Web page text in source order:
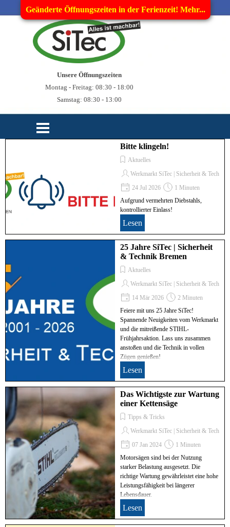
Direkt zum Seiteninhalt
Geänderte Öffnungszeiten in der Ferienzeit! Mehr...
Unsere Öffnungszeiten
Montag - Freitag: 08:30 - 18:00
Samstag: 08:30 - 13:00
Menü überspringen
Bitte klingeln!
Aktuelles
Werkmarkt SiTec | Sicherheit & Technik
24 Jul 2026
1 Minuten
Aufgrund vermehrten Diebstahls,
kontrollierter Einlass!
Lesen
25 Jahre SiTec | Sicherheit
& Technik Bremen
Aktuelles
Werkmarkt SiTec | Sicherheit & Technik
14 Mär 2026
2 Minuten
Feiere mit uns 25 Jahre SiTec!
Spannende Neuigkeiten vom Werkmarkt
und die mitreißende STIHL-
Frühjahrsaktion. Lass uns zusammen
anstoßen und die Technik in vollen
Zügen genießen!
Lesen
Das Wichtigste zur Wartung
einer Kettensäge
Tipps & Tricks
Werkmarkt SiTec | Sicherheit & Technik
07 Jan 2024
1 Minuten
Motorsägen sind bei der Nutzung
starker Belastung ausgesetzt. Die
richtige Wartung gewährleistet eine hohe
Leistungsfähigkeit bei längerer
Lebensdauer.
Lesen